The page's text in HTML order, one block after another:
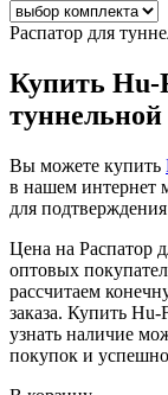
Распатор для
Купить Hu-
Вы можете купить
в нашем интернет
для подтверждения
Цена на Распатор
оптовых
рассчитаем
заказа. Купить
узнать наличие
покупок и